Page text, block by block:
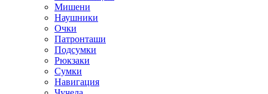
Мишени
Наушники
Очки
Патронташи
Подсумки
Рюкзаки
Сумки
Навигация